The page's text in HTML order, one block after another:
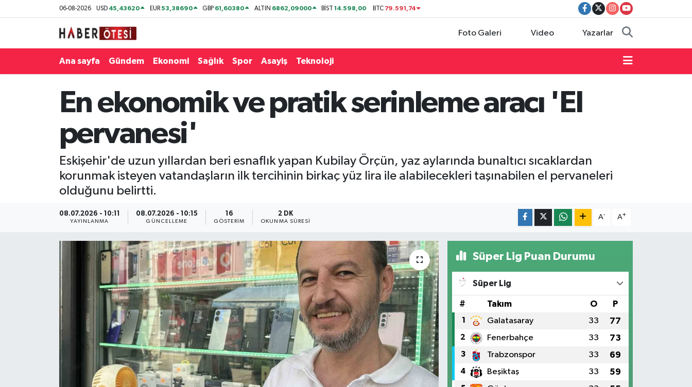
06-08-2026 USD 45,43620 EUR53,38690 GBP 61,60380 ALTIN 6862,09000 BİST14.598,00 BTC 79.591,74
Foto Galeri Video Yazarlar
Ana sayfa Gündem Ekonomi Sağlık Spor Asayiş Teknoloji
En ekonomik ve pratik serinleme aracı 'El
pervanesi'
Eskişehir'de uzun yıllardan beri esnaflık yapan Kubilay Örçün, yaz aylarında bunaltıcı sıcaklardan
korunmak isteyen vatandaşların ilk tercihinin birkaç yüz lira ile alabilecekleri taşınabilen el pervaneleri
olduğunu belirtti.
08.07.2026 - 10:11
YAYINLANMA
08.07.2026 - 10:15
GÜNCELLEME
16
GÖSTERIM
2 DK
OKUNMA SÜRESI
A- A+
Süper Lig Puan Durumu
Süper Lig
# Takım O P
1 Galatasaray 33 77
2 Fenerbahçe 33 73
3 Trabzonspor 33 69
4 Beşiktaş 33 59
Ana sayfa
Gündem
Ekonomi
Teknoloji
Eskişehir Nöbetçi Eczaneler
Eskişehir Hava Durumu
Eskişehir Namaz Vakitleri
Süper Lig Puan Durumu ve Fikstür
Tüm Manşetler
Son Dakika Haberleri
Haber Arşivi